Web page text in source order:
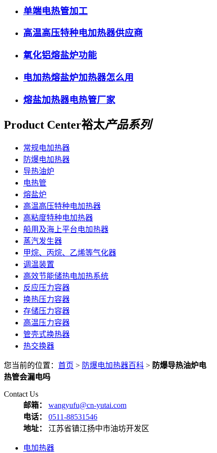
单端电热管加工
高温高压特种电加热器供应商
氧化铝熔盐炉功能
电加热熔盐炉加热器怎么用
熔盐加热器电热管厂家
Product Center裕太产品系列
常规电加热器
防爆电加热器
导热油炉
电热管
熔盐炉
高温高压特种电加热器
高粘度特种电加热器
船用及海上平台电加热器
蒸汽发生器
甲烷、丙烷、乙烯等气化器
调温装置
高效节能储热电加热系统
反应压力容器
换热压力容器
存储压力容器
高温压力容器
管壳式换热器
热交换器
您当前的位置： 首页 > 防爆电加热器百科 > 防爆导热油炉电
热管会漏电吗
Contact Us
邮箱：
wangyufu@cn-yutai.com
电话：
0511-88531546
地址：
江苏省镇江扬中市油坊开发区
电加热器